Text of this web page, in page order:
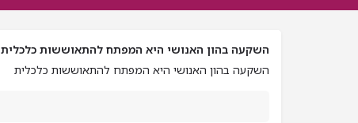
השקעה בהון האנושי היא המפתח להתאוששות כלכלית
השקעה בהון האנושי היא המפתח להתאוששות כלכלית